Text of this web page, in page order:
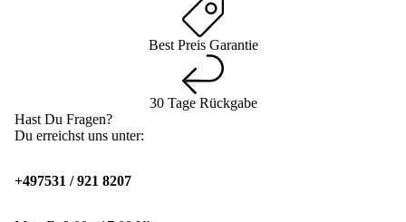
Best Preis Garantie
30 Tage Rückgabe
Hast Du Fragen?
Du erreichst uns unter:
+497531 / 921 8207